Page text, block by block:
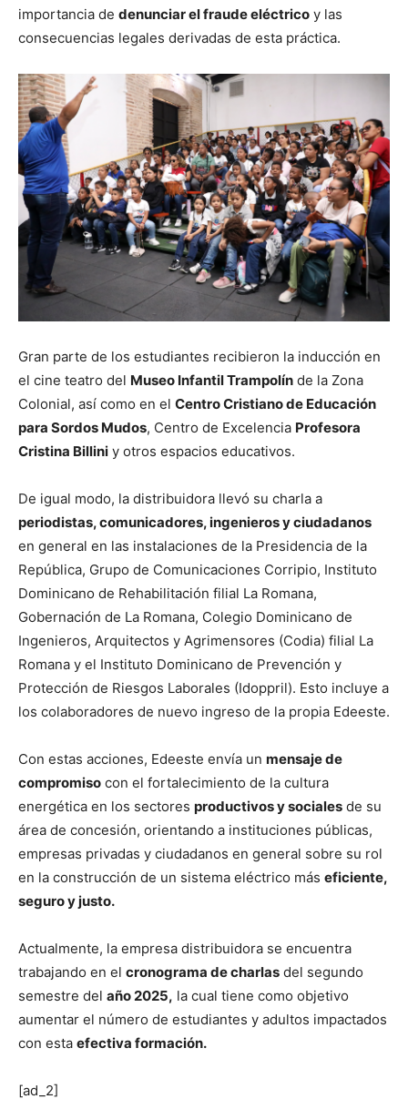
importancia de denunciar el fraude eléctrico y las
consecuencias legales derivadas de esta práctica.
Gran parte de los estudiantes recibieron la inducción en
el cine teatro del Museo Infantil Trampolín de la Zona
Colonial, así como en el Centro Cristiano de Educación
para Sordos Mudos, Centro de Excelencia Profesora
Cristina Billini y otros espacios educativos.
De igual modo, la distribuidora llevó su charla a
periodistas, comunicadores, ingenieros y ciudadanos
en general en las instalaciones de la Presidencia de la
República, Grupo de Comunicaciones Corripio, Instituto
Dominicano de Rehabilitación filial La Romana,
Gobernación de La Romana, Colegio Dominicano de
Ingenieros, Arquitectos y Agrimensores (Codia) filial La
Romana y el Instituto Dominicano de Prevención y
Protección de Riesgos Laborales (Idoppril). Esto incluye a
los colaboradores de nuevo ingreso de la propia Edeeste.
Con estas acciones, Edeeste envía un mensaje de
compromiso con el fortalecimiento de la cultura
energética en los sectores productivos y sociales de su
área de concesión, orientando a instituciones públicas,
empresas privadas y ciudadanos en general sobre su rol
en la construcción de un sistema eléctrico más eficiente,
seguro y justo.
Actualmente, la empresa distribuidora se encuentra
trabajando en el cronograma de charlas del segundo
semestre del año 2025, la cual tiene como objetivo
aumentar el número de estudiantes y adultos impactados
con esta efectiva formación.
[ad_2]